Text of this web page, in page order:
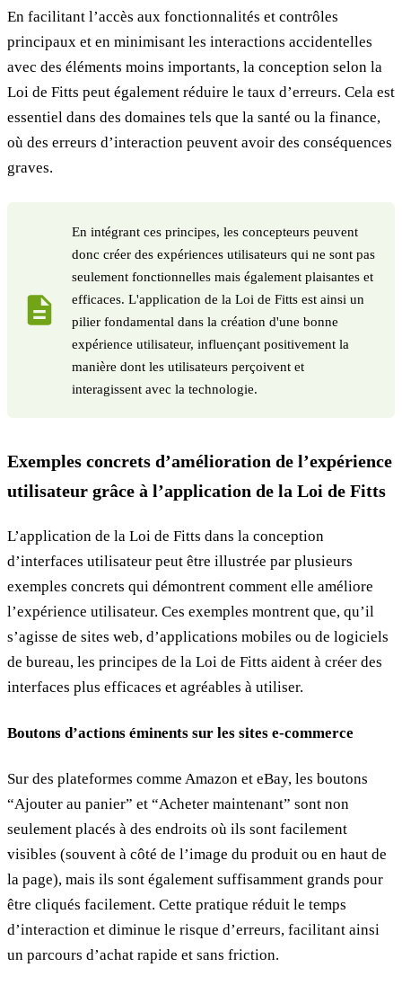
En facilitant l’accès aux fonctionnalités et contrôles
principaux et en minimisant les interactions accidentelles
avec des éléments moins importants, la conception selon la
Loi de Fitts peut également réduire le taux d’erreurs. Cela est
essentiel dans des domaines tels que la santé ou la finance,
où des erreurs d’interaction peuvent avoir des conséquences
graves.
En intégrant ces principes, les concepteurs peuvent
donc créer des expériences utilisateurs qui ne sont pas
seulement fonctionnelles mais également plaisantes et
efficaces. L'application de la Loi de Fitts est ainsi un
pilier fondamental dans la création d'une bonne
expérience utilisateur, influençant positivement la
manière dont les utilisateurs perçoivent et
interagissent avec la technologie.
Exemples concrets d’amélioration de l’expérience
utilisateur grâce à l’application de la Loi de Fitts
L’application de la Loi de Fitts dans la conception
d’interfaces utilisateur peut être illustrée par plusieurs
exemples concrets qui démontrent comment elle améliore
l’expérience utilisateur. Ces exemples montrent que, qu’il
s’agisse de sites web, d’applications mobiles ou de logiciels
de bureau, les principes de la Loi de Fitts aident à créer des
interfaces plus efficaces et agréables à utiliser.
Boutons d’actions éminents sur les sites e-commerce
Sur des plateformes comme Amazon et eBay, les boutons
“Ajouter au panier” et “Acheter maintenant” sont non
seulement placés à des endroits où ils sont facilement
visibles (souvent à côté de l’image du produit ou en haut de
la page), mais ils sont également suffisamment grands pour
être cliqués facilement. Cette pratique réduit le temps
d’interaction et diminue le risque d’erreurs, facilitant ainsi
un parcours d’achat rapide et sans friction.